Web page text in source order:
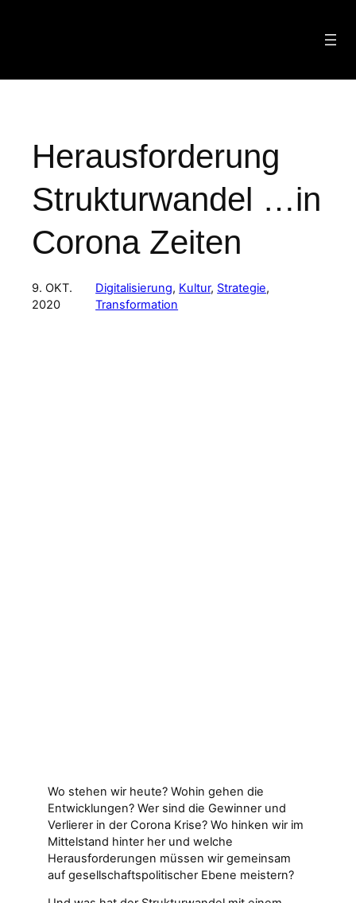
Herausforderung
Strukturwandel …in
Corona Zeiten
9. OKT.
2020
Digitalisierung, Kultur, Strategie
Transformation
Wo stehen wir heute? Wohin gehen die
Entwicklungen? Wer sind die Gewinner und
Verlierer in der Corona Krise? Wo hinken wir im
Mittelstand hinter her und welche
Herausforderungen müssen wir gemeinsam
auf gesellschaftspolitischer Ebene meistern?